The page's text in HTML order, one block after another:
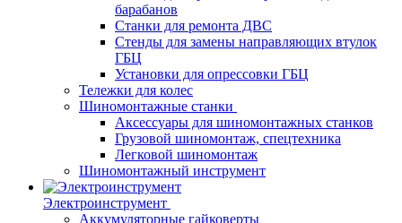
барабанов
Станки для ремонта ДВС
Стенды для замены направляющих втулок
ГБЦ
Установки для опрессовки ГБЦ
Тележки для колес
Шиномонтажные станки
Аксессуары для шиномонтажных станков
Грузовой шиномонтаж, спецтехника
Легковой шиномонтаж
Шиномонтажный инструмент
Электроинструмент
Аккумуляторные гайковерты